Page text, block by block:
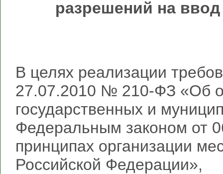
разрешений на
В целях реализации
27.07.2010 № 210-ФЗ «Об
государственных и
Федеральным законом от
принципах организации
Российской Федерации»,